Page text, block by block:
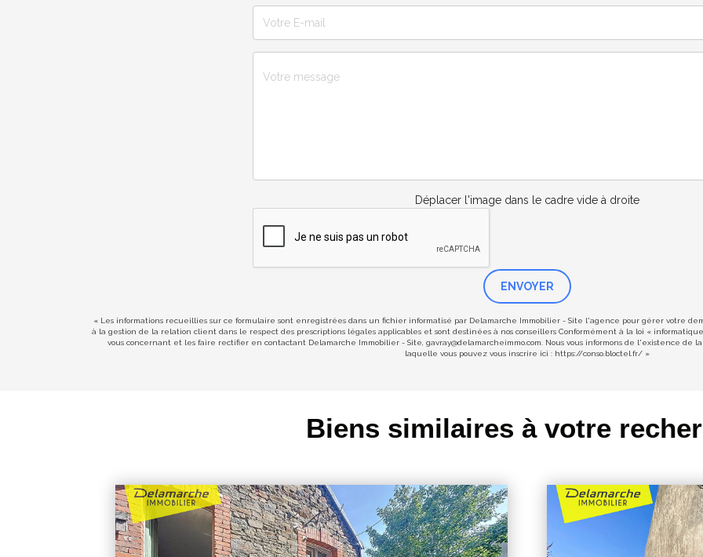
Déplacer l'image dans le cadre vide à droite
ENVOYER
« Les informations recueillies sur ce formulaire sont enregistrées dans un fichier informatisé par Delamarche Immobilier - Site l'agence pour gérer votre
à la gestion de la relation client dans le respect des prescriptions légales applicables et sont destinées à nos conseillers Conformément à la loi «
vous concernant et les faire rectifier en contactant Delamarche Immobilier - Site, gavray@delamarcheimmo.com. Nous vous informons de l'existence de
laquelle vous pouvez vous inscrire ici : https://conso.bloctel.fr/ »
Biens similaires à votre